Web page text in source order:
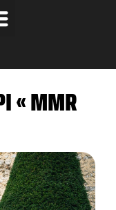
« MMR